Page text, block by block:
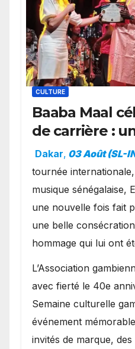
CULTURE
Baaba Maal
de carrière :
exceptionnel
présence de
royale.
Dakar, 03 Août (SL-
tournée
musique sénégalaise,
une nouvelle fois fait
une belle
hommage qui lui ont
​L’Association
avec fierté le 40e
Semaine culturelle
événement
invités de marque,